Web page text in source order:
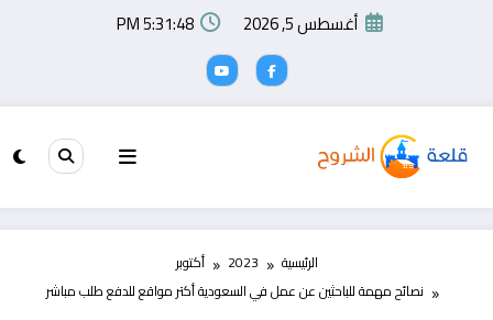
أغسطس 5, 2026 5:31:49 PM
الرئيسية 2023
أكتوبر
نصائح مهمة للباحثين عن عمل في السعودية أكتر مواقع للدفع طلب مباشر